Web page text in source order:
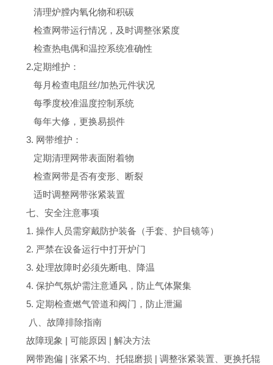
清理炉膛内氧化物和积碳
检查网带运行情况，及时调整张紧度
检查热电偶和温控系统准确性
2.定期维护：
每月检查电阻丝/加热元件状况
每季度校准温度控制系统
每年大修，更换易损件
3. 网带维护：
定期清理网带表面附着物
检查网带是否有变形、断裂
适时调整网带张紧装置
七、安全注意事项
1. 操作人员需穿戴防护装备（手套、护目镜等）
2. 严禁在设备运行中打开炉门
3. 处理故障时必须先断电、降温
4. 保护气氛炉需注意通风，防止气体聚集
5. 定期检查燃气管道和阀门，防止泄漏
八、故障排除指南
故障现象 | 可能原因 | 解决方法
网带跑偏 | 张紧不均、托辊磨损 | 调整张紧装置、更换托辊